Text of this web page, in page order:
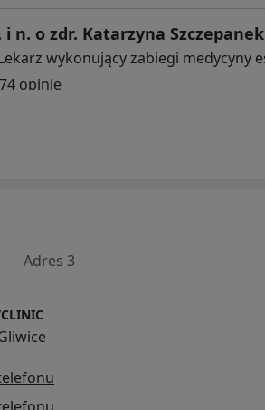
n. o zdr. Katarzyna Szczepanek
opinie
Adres 3